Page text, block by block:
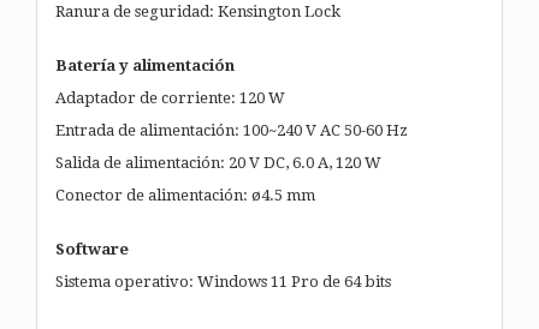
Ranura de seguridad: Kensington Lock
Batería y alimentación
Adaptador de corriente: 120 W
Entrada de alimentación: 100~240 V AC 50-60 Hz
Salida de alimentación: 20 V DC, 6.0 A, 120 W
Conector de alimentación: ø4.5 mm
Software
Sistema operativo: Windows 11 Pro de 64 bits